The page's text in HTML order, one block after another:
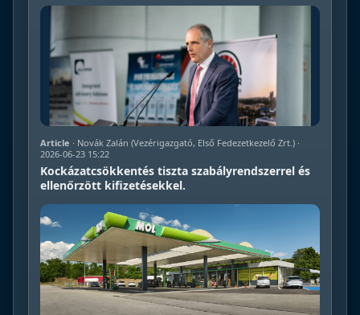
Article · Novák Zalán (Vezérigazgató, Első Fedezetkezelő Zrt.) ·
2026-06-23 15:22
Kockázatcsökkentés tiszta szabályrendszerrel és
ellenőrzött kifizetésekkel.